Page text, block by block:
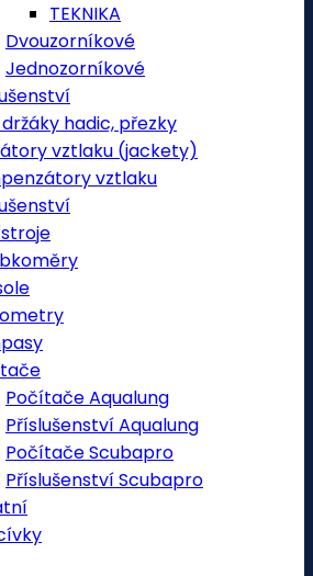
TEKNIKA
Dvouzorníkové
Jednozorníkové
hadic, přezky
vztlaku (jackety)
vztlaku
Počítače Aqualung
Příslušenství Aqualung
Počítače Scubapro
Příslušenství Scubapro